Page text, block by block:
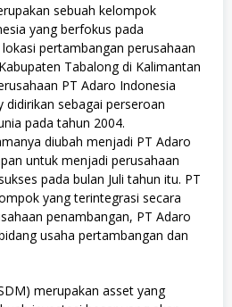
sebuah kelompok
yang berfokus pada
pertambangan perusahaan
Tabalong di Kalimantan
PT Adaro Indonesia
didirikan sebagai perseroan
pada tahun 2004.
diubah menjadi PT Adaro
untuk menjadi perusahaan
pada bulan Juli tahun itu. PT
yang terintegrasi secara
penambangan, PT Adaro
usaha pertambangan dan
merupakan asset yang